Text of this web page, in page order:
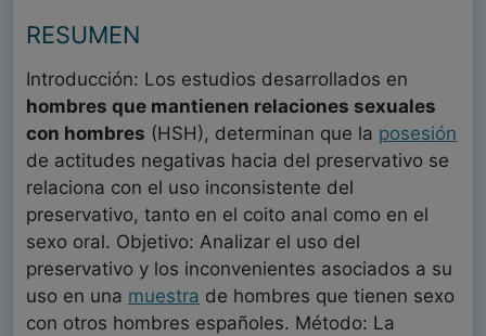
RESUMEN
Introducción: Los estudios desarrollados en
hombres que mantienen relaciones sexuales
con hombres (HSH), determinan que la posesión
de actitudes negativas hacia del preservativo se
relaciona con el uso inconsistente del
preservativo, tanto en el coito anal como en el
sexo oral. Objetivo: Analizar el uso del
preservativo y los inconvenientes asociados a su
uso en una muestra de hombres que tienen sexo
con otros hombres españoles. Método: La